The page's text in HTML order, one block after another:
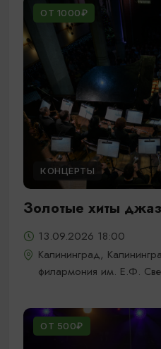
ОТ 1000₽
КОНЦЕРТЫ
Золотые хиты
13.09.2026 18:00
Калининград,
филармония им. Е.Ф.
ОТ 500₽